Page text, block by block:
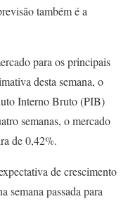
também é a
para os principais
desta semana, o
Interno Bruto (PIB)
semanas, o mercado
de 0,42%.
de crescimento
semana passada para